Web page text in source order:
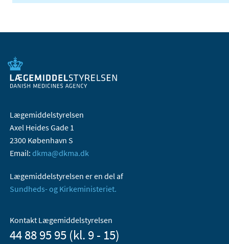
Lægemiddelstyrelsen
Axel Heides Gade 1
2300 København S
Email: dkma@dkma.dk
Lægemiddelstyrelsen er en del af
Sundheds- og Kirkeministeriet.
Kontakt Lægemiddelstyrelsen
44 88 95 95 (kl. 9 - 15)